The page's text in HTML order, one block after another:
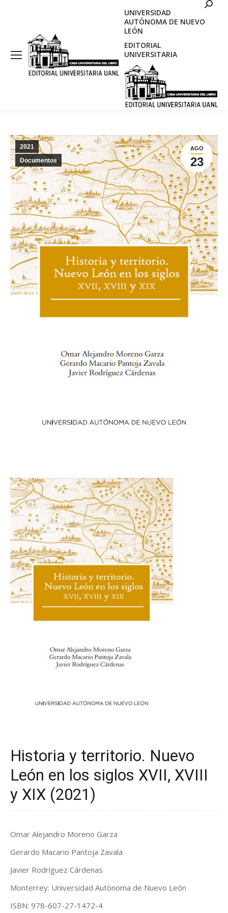
UNIVERSIDAD
AUTÓNOMA DE NUEVO
LEÓN
EDITORIAL
UNIVERSITARIA
AGO
23
2021
Documentos
Historia y territorio. Nuevo
León en los siglos XVII, XVIII
y XIX (2021)
Omar Alejandro Moreno Garza
Gerardo Macario Pantoja Zavala
Javier Rodríguez Cárdenas
Monterrey: Universidad Autónoma de Nuevo León
ISBN: 978-607-27-1472-4